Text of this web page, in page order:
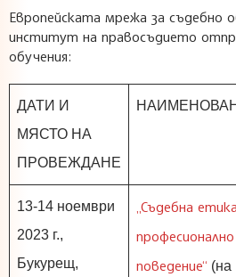
Европейската мрежа за съдебно
институт на правосъдието
обучения:
ДАТИ И
МЯСТО НА
ПРОВЕЖДАНЕ
13-14 ноември
2023 г.,
Букурещ,
„Съдебна
професионално
поведение“ (на